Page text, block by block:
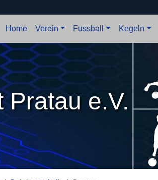
Home Verein Fussball Kegeln
e.V.